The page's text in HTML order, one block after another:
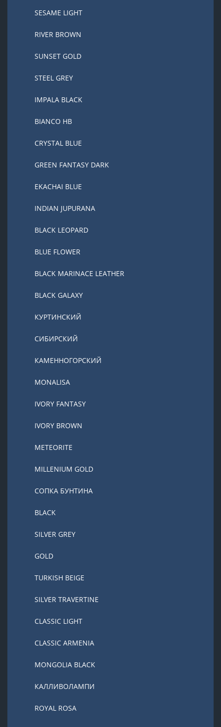
SESAME LIGHT
RIVER BROWN
SUNSET GOLD
STEEL GREY
IMPALA BLACK
BIANCO HB
CRYSTAL BLUE
GREEN FANTASY DARK
EKACHAI BLUE
INDIAN JUPURANA
BLACK LEOPARD
BLUE FLOWER
BLACK MARINACE LEATHER
BLACK GALAXY
КУРТИНСКИЙ
СИБИРСКИЙ
КАМЕННОГОРСКИЙ
MONALISA
IVORY FANTASY
IVORY BROWN
METEORITE
MILLENIUM GOLD
СОПКА БУНТИНА
BLACK
SILVER GREY
GOLD
TURKISH BEIGE
SILVER TRAVERTINE
CLASSIC LIGHT
CLASSIC ARMENIA
MONGOLIA BLACK
КАЛЛИВОЛАМПИ
ROYAL ROSA